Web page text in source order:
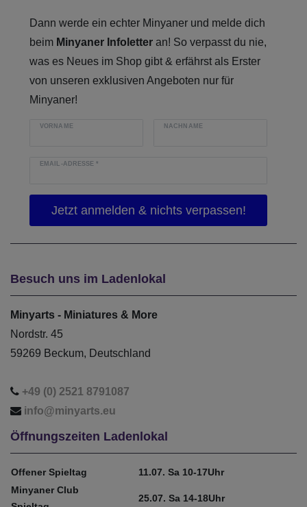
Dann werde ein echter Minyaner und melde dich
beim Minyaner Infoletter an! So verpasst du nie,
was es Neues im Shop gibt & erfährst als Erster
von unseren exklusiven Angeboten nur für
Minyaner!
VORNAME NACHNAME
EMAIL-ADRESSE*
Besuch uns im Ladenlokal
Minyarts - Miniatures & More
Nordstr. 45
59269 Beckum, Deutschland
+49 (0) 2521 8791087
info@minyarts.eu
Öffnungszeiten Ladenlokal
Offener Spieltag
11.07. Sa 10-17Uhr
Minyaner Club
25.07. Sa 14-18Uhr